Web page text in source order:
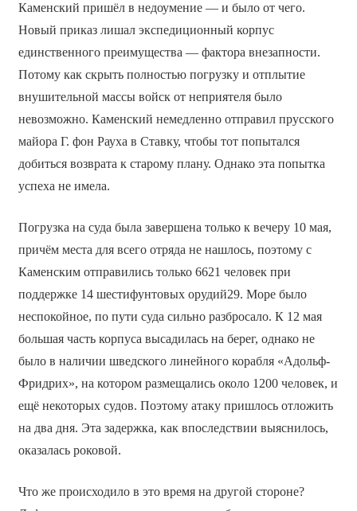
Каменский пришёл в недоумение — и было от чего.
Новый приказ лишал экспедиционный корпус
единственного преимущества — фактора внезапности.
Потому как скрыть полностью погрузку и отплытие
внушительной массы войск от неприятеля было
невозможно. Каменский немедленно отправил прусского
майора Г. фон Рауха в Ставку, чтобы тот попытался
добиться возврата к старому плану. Однако эта попытка
успеха не имела.
Погрузка на суда была завершена только к вечеру 10 мая,
причём места для всего отряда не нашлось, поэтому с
Каменским отправились только 6621 человек при
поддержке 14 шестифунтовых орудий29. Море было
неспокойное, по пути суда сильно разбросало. К 12 мая
большая часть корпуса высадилась на берег, однако не
было в наличии шведского линейного корабля «Адольф-
Фридрих», на котором размещались около 1200 человек, и
ещё некоторых судов. Поэтому атаку пришлось отложить
на два дня. Эта задержка, как впоследствии выяснилось,
оказалась роковой.
Что же происходило в это время на другой стороне?